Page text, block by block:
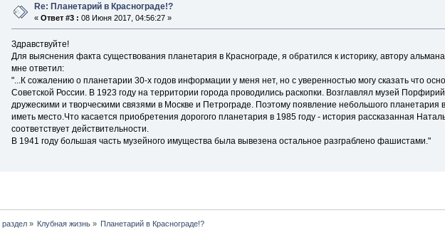
Re: Планетарий в Краснограде!?
«Ответ #3 : 08 Июня 2017, 04:56:27 »
Здравствуйте!
Для выяснения факта существования планетария в Краснограде, я обратился к историку, автору
мне ответил:
"...К сожалению о планетарии 30-х годов информации у меня нет, но с уверенностью могу сказать что
Советской России. В 1923 году на территории города проводились раскопки. Возглавлял музей
дружескими и творческими связями в Москве и Петрограде. Поэтому появление небольшого
иметь место.Что касается приобретения дорогого планетария в 1985 году - история рассказанная
соответствует действительности.
В 1941 году большая часть музейного имущества была вывезена остальное разграблено фашистами."
» Клубная жизнь » Планетарий в Краснограде!?